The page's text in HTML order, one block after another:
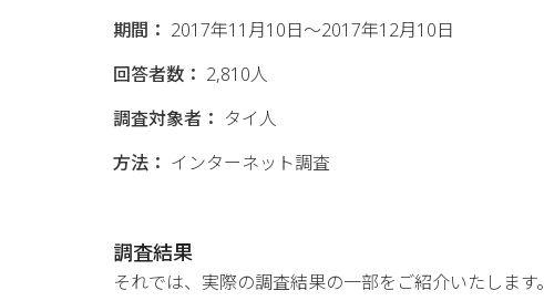
期間： 2017年11月10日～2017年12月10日
回答者数： 2,810人
調査対象者： タイ人
方法： インターネット調査
調査結果
それでは、実際の調査結果の一部をご紹介いたします。